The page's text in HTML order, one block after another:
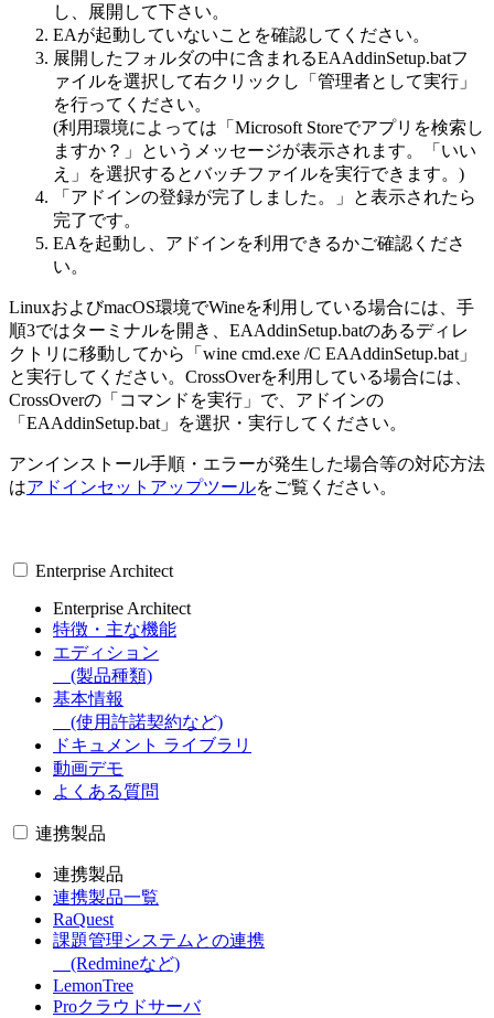
し、展開して下さい。
EAが起動していないことを確認してください。
展開したフォルダの中に含まれるEAAddinSetup.batフ
ァイルを選択して右クリックし「管理者として実行」
を行ってください。
(利用環境によっては「Microsoft Storeでアプリを検索し
ますか？」というメッセージが表示されます。「いい
え」を選択するとバッチファイルを実行できます。)
「アドインの登録が完了しました。」と表示されたら
完了です。
EAを起動し、アドインを利用できるかご確認くださ
い。
LinuxおよびmacOS環境でWineを利用している場合には、手
順3ではターミナルを開き、EAAddinSetup.batのあるディレ
クトリに移動してから「wine cmd.exe /C EAAddinSetup.bat」
と実行してください。CrossOverを利用している場合には、
CrossOverの「コマンドを実行」で、アドインの
「EAAddinSetup.bat」を選択・実行してください。
アンインストール手順・エラーが発生した場合等の対応方法
はアドインセットアップツールをご覧ください。
Enterprise Architect
Enterprise Architect
特徴・主な機能
エディション
(製品種類)
基本情報
(使用許諾契約など)
ドキュメント ライブラリ
動画デモ
よくある質問
連携製品
連携製品
連携製品一覧
RaQuest
課題管理システムとの連携
(Redmineなど)
LemonTree
Proクラウドサーバ